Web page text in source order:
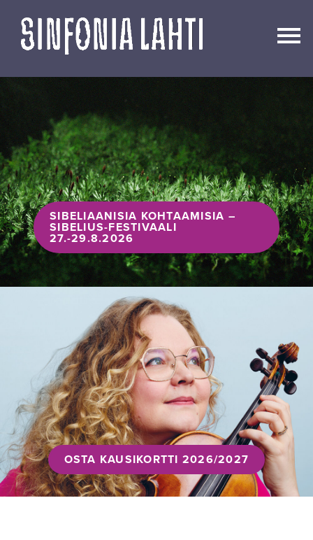
sisältöön
SIBELIAANISIA KOHTAAMISIA –
SIBELIUS-FESTIVAALI
27.-29.8.2026
OSTA KAUSIKORTTI 2026/2027